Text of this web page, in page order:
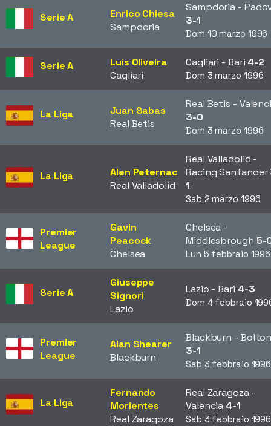
Serie A
Enrico Chiesa
Sampdoria
Sampdoria -
3-1
Dom 10 marzo 1996
Serie A
Luís Oliveira
Cagliari
Cagliari - Bari 4-2
Dom 3 marzo 1996
La Liga
Juan Sabas
Real Betis
Real Betis -
3-0
Dom 3 marzo 1996
La Liga
Alen Peternac
Real Valladolid
Real Valladolid -
Racing Santander
1
Sab 2 marzo 1996
Premier
League
Gavin
Peacock
Chelsea
Chelsea -
Middlesbrough 5-
Lun 5 febbraio 1996
Serie A
Giuseppe
Signori
Lazio
Lazio - Bari 4-3
Dom 4 febbraio
Premier
League
Alan Shearer
Blackburn
Blackburn -
3-1
Sab 3 febbraio 1996
La Liga
Fernando
Morientes
Real Zaragoza
Real Zaragoza -
Valencia 4-1
Sab 3 febbraio 1996